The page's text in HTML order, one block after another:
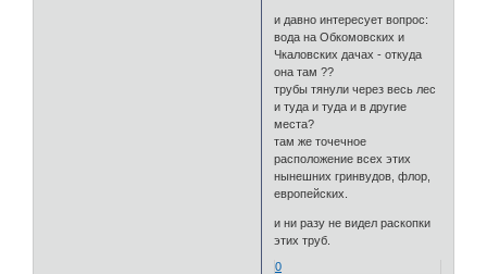
и давно интересует вопрос:
вода на Обкомовских и
Чкаловских дачах - откуда
она там ??
трубы тянули через весь лес
и туда и туда и в другие
места?
там же точечное
расположение всех этих
нынешних гринвудов, флор,
европейских.
и ни разу не видел раскопки
этих труб.
0